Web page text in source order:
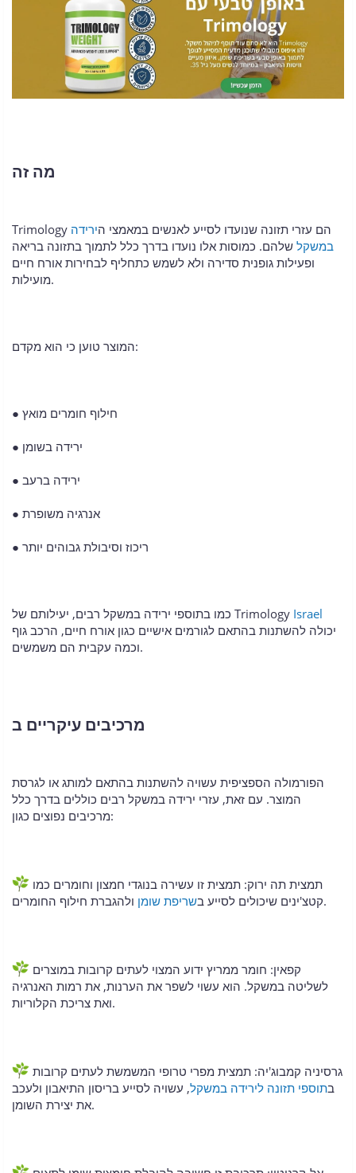
Trimology הם עזרי תזונה שנועדו לסייע לאנשים במאמצי הירידה
במשקל שלהם. כמוסות אלו נועדו בדרך כלל לתמוך בתזונה בריאה
ופעילות גופנית סדירה ולא לשמש כתחליף לבחירות אורח חיים
מועילות.
המוצר טוען כי הוא מקדם:
● חילוף חומרים מואץ
● ירידה בשומן
● ירידה ברעב
● אנרגיה משופרת
● ריכוז וסיבולת גבוהים יותר
כמו בתוספי ירידה במשקל רבים, יעילותם של Trimology Israel
יכולה להשתנות בהתאם לגורמים אישיים כגון אורח חיים, הרכב גוף
וכמה עקבית הם משמשים.
מרכיבים עיקריים ב
הפורמולה הספציפית עשויה להשתנות בהתאם למותג או לגרסת
המוצר. עם זאת, עזרי ירידה במשקל רבים כוללים בדרך כלל
מרכיבים נפוצים כגון:
קטצ'ינים שיכולים לסייע בשריפת שומן ולהגברת חילוף החומרים.
לשליטה במשקל. הוא עשוי לשפר את הערנות, את רמות האנרגיה
ואת צריכת הקלוריות.
בתוספי תזונה לירידה במשקל, עשויה לסייע בריסון התיאבון ולעכב
את יצירת השומן.